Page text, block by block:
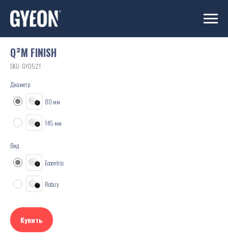
Q²M FINISH
SKU: GYQ521
Диаметр
80 мм
145 мм
Вид
Eccentric
Rotary
Купить